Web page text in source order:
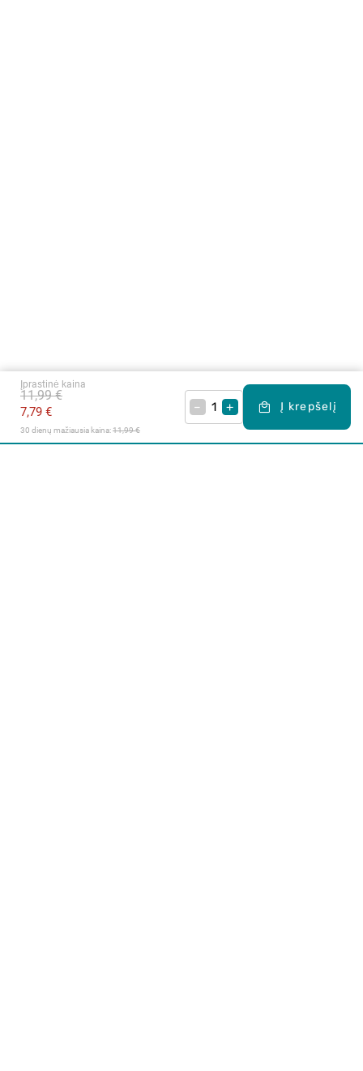
Įprastinė kaina
7,79 €
11,99 €
30 dienų mažiausia kaina: 11,99 €
– + Į krepšelį